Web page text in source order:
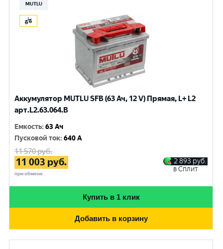
MUTLU
Аккумулятор MUTLU SFB (63 Ач, 12 V) Прямая, L+ L2
арт.L2.63.064.B
Емкость:63 Ач
Пусковой ток:640 A
11 570руб.
11 003 руб.
при обмене
2 893 руб.
в Сплит
Купить в 1 клик
Добавить в корзину